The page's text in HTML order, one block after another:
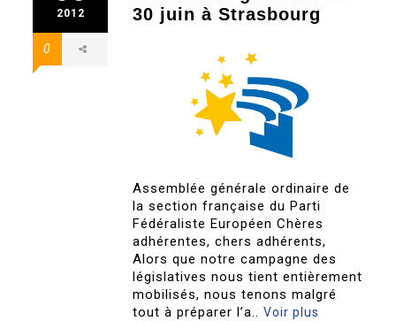
2012
0
30 juin à Strasbourg
Assemblée générale ordinaire de
la section française du Parti
Fédéraliste Européen Chères
adhérentes, chers adhérents,
Alors que notre campagne des
législatives nous tient entièrement
mobilisés, nous tenons malgré
tout à préparer l’a..Voir plus